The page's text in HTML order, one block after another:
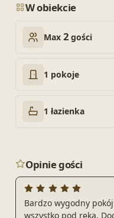
W obiekcie
Max 2 gości
1 pokoje
1 łazienka
Opinie gości
Bardzo wygodny
wszystko pod ręką.